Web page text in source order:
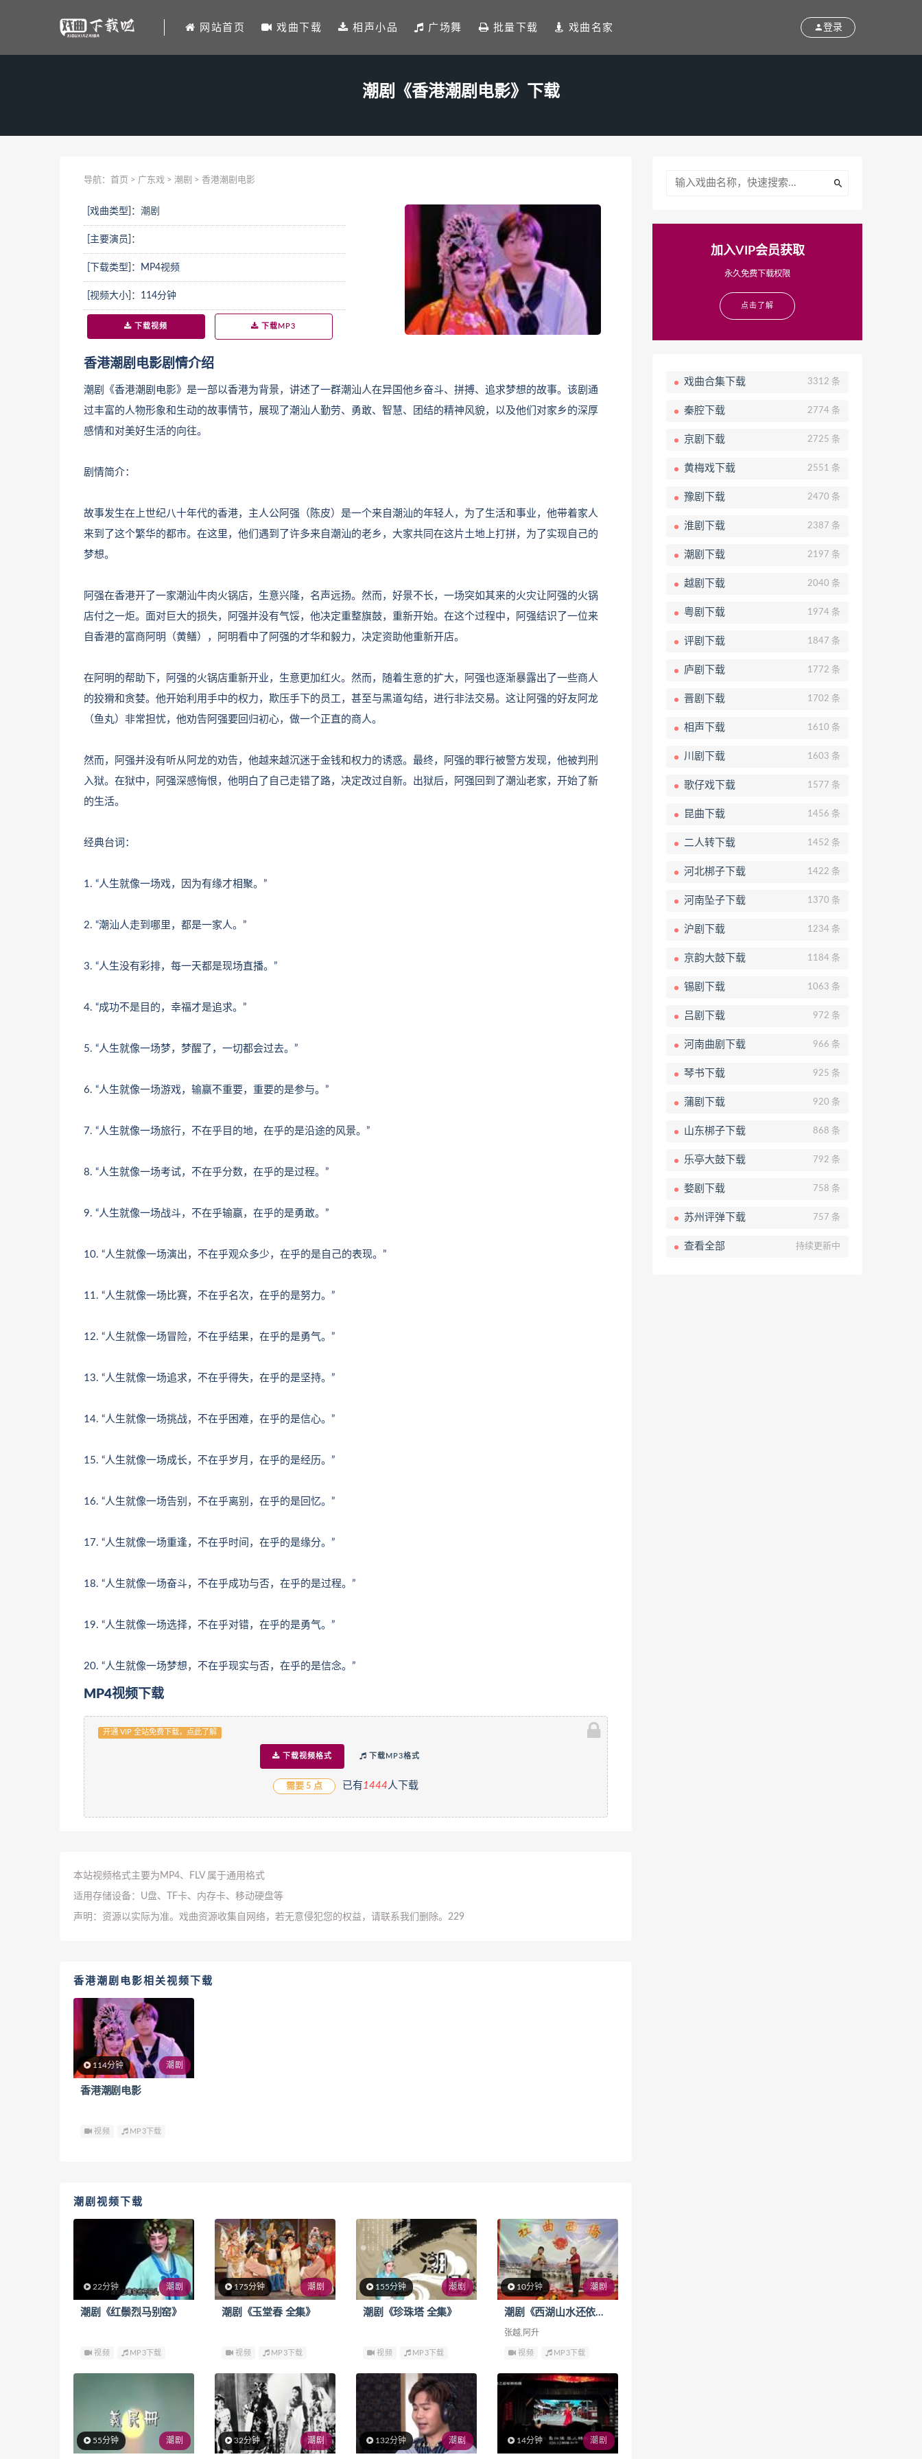
网站首页 戏曲下载 相声小品 广场舞 批量下载 戏曲名家 登录
潮剧《香港潮剧电影》下载
导航： 首页 > 广东戏 > 潮剧 > 香港潮剧电影
[戏曲类型]： 潮剧
[主要演员]：
[下载类型]：MP4视频
[视频大小]：114分钟
下载视频 下载MP3
香港潮剧电影剧情介绍
潮剧《香港潮剧电影》是一部以香港为背景，讲述了一群潮汕人在异国他乡奋斗、拼搏、追求梦想的故事。该剧通
过丰富的人物形象和生动的故事情节，展现了潮汕人勤劳、勇敢、智慧、团结的精神风貌，以及他们对家乡的深厚
感情和对美好生活的向往。
剧情简介：
故事发生在上世纪八十年代的香港，主人公阿强（陈皮）是一个来自潮汕的年轻人，为了生活和事业，他带着家人
来到了这个繁华的都市。在这里，他们遇到了许多来自潮汕的老乡，大家共同在这片土地上打拼，为了实现自己的
梦想。
阿强在香港开了一家潮汕牛肉火锅店，生意兴隆，名声远扬。然而，好景不长，一场突如其来的火灾让阿强的火锅
店付之一炬。面对巨大的损失，阿强并没有气馁，他决定重整旗鼓，重新开始。在这个过程中，阿强结识了一位来
自香港的富商阿明（黄鳝），阿明看中了阿强的才华和毅力，决定资助他重新开店。
在阿明的帮助下，阿强的火锅店重新开业，生意更加红火。然而，随着生意的扩大，阿强也逐渐暴露出了一些商人
的狡猾和贪婪。他开始利用手中的权力，欺压手下的员工，甚至与黑道勾结，进行非法交易。这让阿强的好友阿龙
（鱼丸）非常担忧，他劝告阿强要回归初心，做一个正直的商人。
然而，阿强并没有听从阿龙的劝告，他越来越沉迷于金钱和权力的诱惑。最终，阿强的罪行被警方发现，他被判刑
入狱。在狱中，阿强深感悔恨，他明白了自己走错了路，决定改过自新。出狱后，阿强回到了潮汕老家，开始了新
的生活。
经典台词：
1. “人生就像一场戏，因为有缘才相聚。”
2. “潮汕人走到哪里，都是一家人。”
3. “人生没有彩排，每一天都是现场直播。”
4. “成功不是目的，幸福才是追求。”
5. “人生就像一场梦，梦醒了，一切都会过去。”
6. “人生就像一场游戏，输赢不重要，重要的是参与。”
7. “人生就像一场旅行，不在乎目的地，在乎的是沿途的风景。”
8. “人生就像一场考试，不在乎分数，在乎的是过程。”
9. “人生就像一场战斗，不在乎输赢，在乎的是勇敢。”
10. “人生就像一场演出，不在乎观众多少，在乎的是自己的表现。”
11. “人生就像一场比赛，不在乎名次，在乎的是努力。”
12. “人生就像一场冒险，不在乎结果，在乎的是勇气。”
13. “人生就像一场追求，不在乎得失，在乎的是坚持。”
14. “人生就像一场挑战，不在乎困难，在乎的是信心。”
15. “人生就像一场成长，不在乎岁月，在乎的是经历。”
16. “人生就像一场告别，不在乎离别，在乎的是回忆。”
17. “人生就像一场重逢，不在乎时间，在乎的是缘分。”
18. “人生就像一场奋斗，不在乎成功与否，在乎的是过程。”
19. “人生就像一场选择，不在乎对错，在乎的是勇气。”
20. “人生就像一场梦想，不在乎现实与否，在乎的是信念。”
MP4视频下载
开通 VIP 全站免费下载，点此了解
下载视频格式 下载MP3格式
需要 5 点 已有 1444人下载
本站视频格式主要为MP4、FLV 属于通用格式
适用存储设备：U盘、TF卡、内存卡、移动硬盘等
声明：资源以实际为准。戏曲资源收集自网络，若无意侵犯您的权益，请联系我们删除。 229
香港潮剧电影相关视频下载
114分钟 潮剧
香港潮剧电影
视频 MP3下载
潮剧视频下载
22分钟 潮剧
潮剧《红鬃烈马别窑》
视频 MP3下载
175分钟 潮剧
潮剧《玉堂春 全集》
视频 MP3下载
155分钟 潮剧
潮剧《珍珠塔 全集》
视频 MP3下载
10分钟 潮剧
潮剧《西湖山水还依旧 选段》
张越,阿升
视频 MP3下载
55分钟 潮剧 32分钟 潮剧 132分钟 潮剧 14分钟 潮剧
加入VIP会员获取
永久免费下载权限
点击了解
戏曲合集下载 3312 条
秦腔下载 2774 条
京剧下载 2725 条
黄梅戏下载 2551 条
豫剧下载 2470 条
淮剧下载 2387 条
潮剧下载 2197 条
越剧下载 2040 条
粤剧下载 1974 条
评剧下载 1847 条
庐剧下载 1772 条
晋剧下载 1702 条
相声下载 1610 条
川剧下载 1603 条
歌仔戏下载 1577 条
昆曲下载 1456 条
二人转下载 1452 条
河北梆子下载 1422 条
河南坠子下载 1370 条
沪剧下载 1234 条
京韵大鼓下载 1184 条
锡剧下载 1063 条
吕剧下载 972 条
河南曲剧下载 966 条
琴书下载 925 条
蒲剧下载 920 条
山东梆子下载 868 条
乐亭大鼓下载 792 条
婺剧下载 758 条
苏州评弹下载 757 条
查看全部 持续更新中